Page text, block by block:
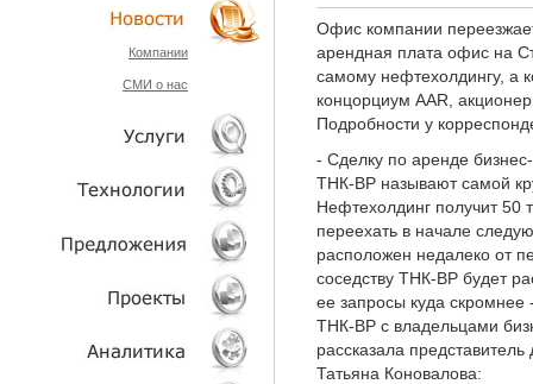
О КОМПАНИИ
НОВОСТИ
Компании
СМИ о нас
УСЛУГИ
ТЕХНОЛОГИИ
ОБЪЕКТЫ
ПРОЕКТЫ
Офис компании
арендная плата офис на
самому нефтехолдингу, а
концорциум AAR,
Подробности у
- Сделку по аренде
ТНК-ВР называют самой
Нефтехолдинг получит 50
переехать в начале
расположен недалеко от
соседству ТНК-ВР будет
ее запросы куда скромнее
ТНК-ВР с владельцами
рассказала
Татьяна Коновалова: